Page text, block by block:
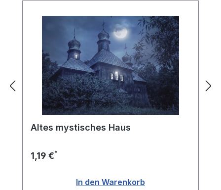
Altes mystisches Haus
1,19 €*
In den Warenkorb